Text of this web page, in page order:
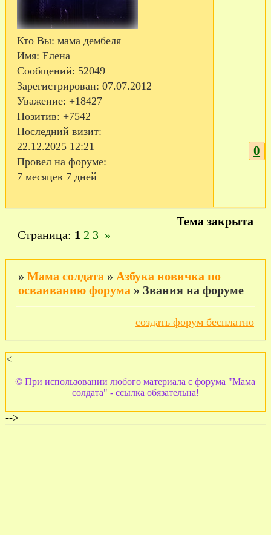
Кто Вы: мама дембеля
Имя: Елена
Сообщений: 52049
Зарегистрирован: 07.07.2012
Уважение: +18427
Позитив: +7542
Последний визит:
22.12.2025 12:21
Провел на форуме:
7 месяцев 7 дней
0
Тема закрыта
Страница: 1 2 3 »
» Мама солдата » Азбука новичка по
осваиванию форума » Звания на форуме
создать форум бесплатно
<
© При использовании любого материала с форума "Мама
солдата" - ссылка обязательна!
-->